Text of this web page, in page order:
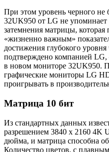
При этом уровень черного не
32UK950 от LG не упоминает
затемнения матрицы, которая
«жизненно важным»
достижения глубокого
подтверждено компанией
в новом мониторе 32UK950.
графические мониторы LG
проигрывать в
Матрица 10 бит
Из стандартных данных
разрешением 3840 x 2160 4K
дюйма, и матрица способна
Количество цветов, с